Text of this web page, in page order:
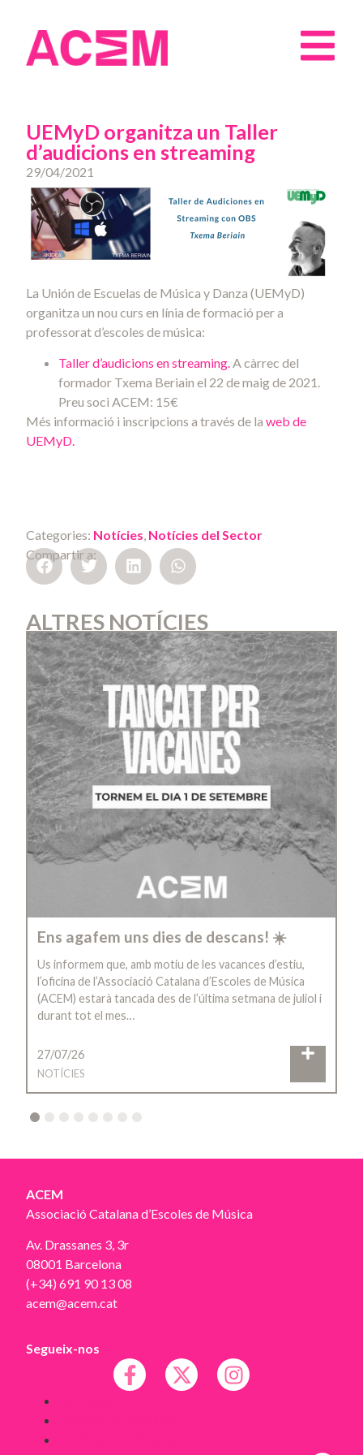
UEMyD organitza un Taller
d’audicions en streaming
29/04/2021
La Unión de Escuelas de Música y Danza (UEMyD)
organitza un nou curs en línia de formació per a
professorat d’escoles de música:
Taller d’audicions en streaming.A càrrec del
formador Txema Beriain el 22 de maig de 2021.
Preu soci ACEM: 15€
Més informació i inscripcions a través de la web de
UEMyD.
Categories: Notícies Notícies del Sector
Compartir a:
ALTRES NOTÍCIES
Ens agafem uns dies de descans! ☀️
Us informem que, amb motiu de les vacances d’estiu,
l’oficina de l’Associació Catalana d’Escoles de Música
(ACEM) estarà tancada des de l’última setmana de juliol i
durant tot el mes…
27/07/26
NOTÍCIES
4 5 6 7 8
ACEM
Associació Catalana d’Escoles de Música
Av. Drassanes 3, 3r
08001 Barcelona
(+34) 691 90 13 08
acem@acem.cat
Segueix-nos